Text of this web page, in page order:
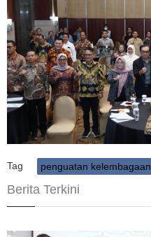
Tag penguatan kelembagaan
Berita Terkini